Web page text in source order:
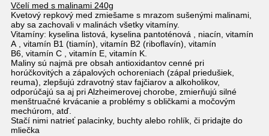
Včelí med s malinami 240g
Kvetový repkový med zmiešame s mrazom sušenými malinami,
aby sa zachovali v malinách všetky vitamíny.
Vitamíny: kyselina listová, kyselina pantoténová , niacín, vitamín
A , vitamín B1 (tiamín), vitamín B2 (riboflavín), vitamín
B6, vitamín C , vitamín E, vitamín K.
Maliny sú najmä pre obsah antioxidantov cenné pri
horúčkovitých a zápalových ochoreniach (zápal priedušiek,
reuma), zlepšujú zdravotný stav fajčiarov a alkoholikov,
odporúčajú sa aj pri Alzheimerovej chorobe, zmierňujú silné
menštruačné krvácanie a problémy s obličkami a močovým
mechúrom, atď.
Stačí nimi natrieť palacinky, buchty alebo rohlík, či pridajte do
mliečka